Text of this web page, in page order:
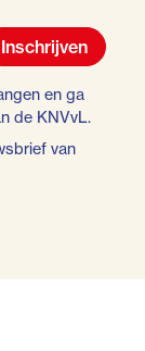
Inschrijven
en ga
de KNVvL.
van